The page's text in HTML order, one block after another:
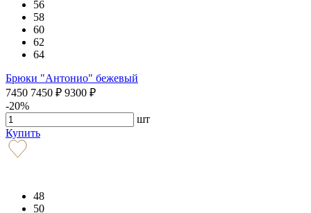
56
58
60
62
64
Брюки "Антонио" бежевый
7450 7450 ₽ 9300 ₽
-20%
шт
Купить
48
50